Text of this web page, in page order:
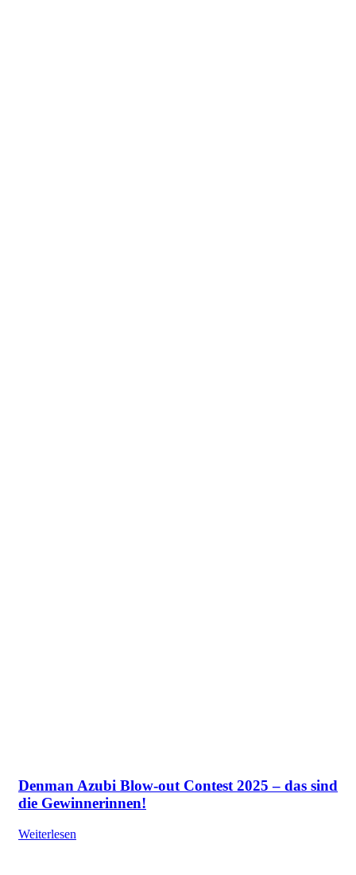
Denman Azubi Blow-out Contest 2025 – das sind
die Gewinnerinnen!
Weiterlesen